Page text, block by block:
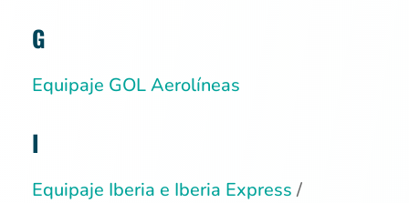
G
Equipaje GOL Aerolíneas
I
Equipaje Iberia e Iberia Express/